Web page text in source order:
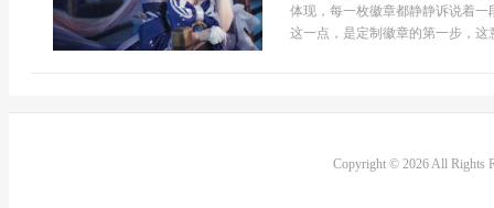
体现，每一枚徽章都静静诉说着
这一点，是定制徽章的第一步，
Copyright © 2026 All Rights